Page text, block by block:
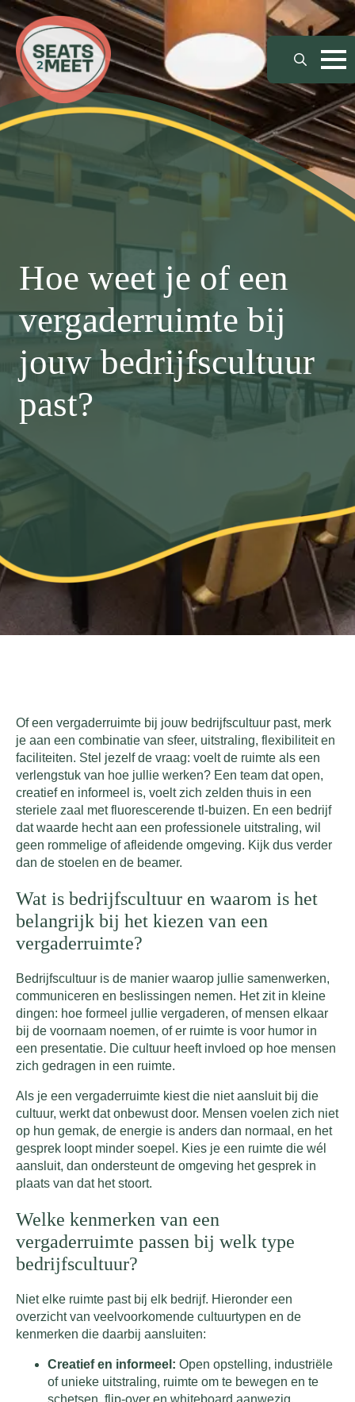
Search
for:
Hoe weet je of een
vergaderruimte bij
jouw bedrijfscultuur
past?
Of een vergaderruimte bij jouw bedrijfscultuur past, merk
je aan een combinatie van sfeer, uitstraling, flexibiliteit en
faciliteiten. Stel jezelf de vraag: voelt de ruimte als een
verlengstuk van hoe jullie werken? Een team dat open,
creatief en informeel is, voelt zich zelden thuis in een
steriele zaal met fluorescerende tl-buizen. En een bedrijf
dat waarde hecht aan een professionele uitstraling, wil
geen rommelige of afleidende omgeving. Kijk dus verder
dan de stoelen en de beamer.
Wat is bedrijfscultuur en waarom is het
belangrijk bij het kiezen van een
vergaderruimte?
Bedrijfscultuur is de manier waarop jullie samenwerken,
communiceren en beslissingen nemen. Het zit in kleine
dingen: hoe formeel jullie vergaderen, of mensen elkaar
bij de voornaam noemen, of er ruimte is voor humor in
een presentatie. Die cultuur heeft invloed op hoe mensen
zich gedragen in een ruimte.
Als je een vergaderruimte kiest die niet aansluit bij die
cultuur, werkt dat onbewust door. Mensen voelen zich niet
op hun gemak, de energie is anders dan normaal, en het
gesprek loopt minder soepel. Kies je een ruimte die wél
aansluit, dan ondersteunt de omgeving het gesprek in
plaats van dat het stoort.
Welke kenmerken van een
vergaderruimte passen bij welk type
bedrijfscultuur?
Niet elke ruimte past bij elk bedrijf. Hieronder een
overzicht van veelvoorkomende cultuurtypen en de
kenmerken die daarbij aansluiten:
Creatief en informeel: Open opstelling, industriële
of unieke uitstraling, ruimte om te bewegen en te
schetsen, flip-over en whiteboard aanwezig.